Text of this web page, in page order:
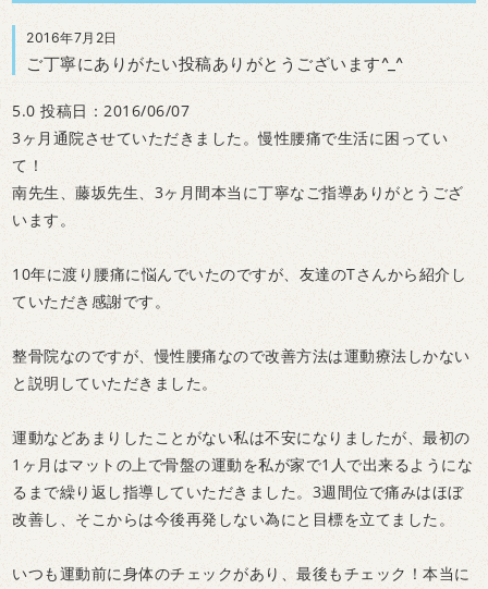
2016年7月2日
ご丁寧にありがたい投稿ありがとうございます^_^
5.0 投稿日：2016/06/07
3ヶ月通院させていただきました。慢性腰痛で生活に困ってい
て！
南先生、藤坂先生、3ヶ月間本当に丁寧なご指導ありがとうござ
います。
10年に渡り腰痛に悩んでいたのですが、友達のTさんから紹介し
ていただき感謝です。
整骨院なのですが、慢性腰痛なので改善方法は運動療法しかない
と説明していただきました。
運動などあまりしたことがない私は不安になりましたが、最初の
1ヶ月はマットの上で骨盤の運動を私が家で1人で出来るようにな
るまで繰り返し指導していただきました。3週間位で痛みはほぼ
改善し、そこからは今後再発しない為にと目標を立てました。
いつも運動前に身体のチェックがあり、最後もチェック！本当に